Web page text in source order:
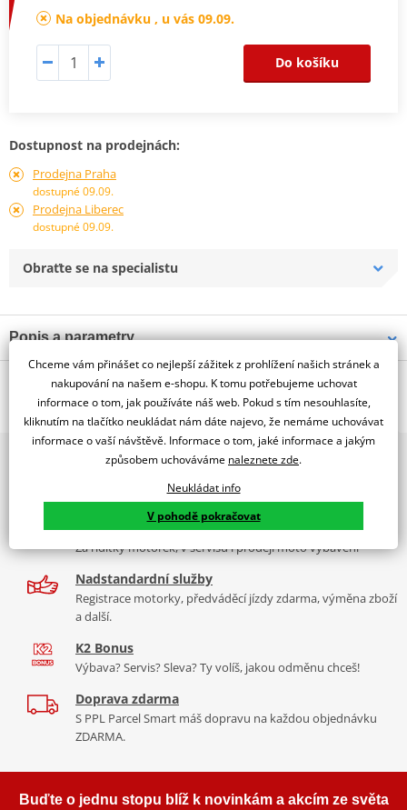
Na objednávku , u vás 09.09.
Do košíku
Dostupnost na prodejnách:
Prodejna Praha
dostupné 09.09.
Prodejna Liberec
dostupné 09.09.
Obraťte se na specialistu
Popis a parametry
Jsme autorizovaný
dealer značky PUIG
TOURING SCREEN YAMAHA FZ1 FAZER 06-16' C/BLACK
Tabulka velikostí
Co když mi to nebude
O výrobci
PUIG byl založen v roce 1964 ve Španělsku. Vyrábí se ve městě
Granollers poblíž Barcelony na ploše 8 000 m² v objektu, který se
dělí na 3 části: komerční, odlitkovou a kovových součástek. Již 40
let se účastní nejslavnějších závodů motocyklů po celém světě. V
naší nabídce naleznete doplňky a příslušenství například: plexi,
padací protektory a mnoho dalšího.
Zobrazit všechny produktyznačky PUIG
2x multibrand showroom
díly, to vše v Praze a Liberci
Více než 30 let zkušeností
Za řídítky motorek, v servisu i prodeji moto vybavení
Nadstandardní služby
Registrace motorky, předváděcí jízdy zdarma, výměna zboží
a další.
K2 Bonus
Výbava? Servis? Sleva? Ty volíš, jakou odměnu chceš!
Doprava zdarma
S PPL Parcel Smart máš dopravu na každou objednávku
ZDARMA.
Buďte o jednu stopu blíž k novinkám a akcím ze světa
Chceme vám přinášet co nejlepší zážitek z prohlížení našich stránek a
nakupování na našem e-shopu. K tomu potřebujeme uchovat
informace o tom, jak používáte náš web. Pokud s tím nesouhlasíte,
kliknutím na tlačítko neukládat nám dáte najevo, že nemáme uchovávat
informace o vaší návštěvě. Informace o tom, jaké informace a jakým
způsobem uchováváme naleznete zde.
Neukládat info
V pohodě pokračovat